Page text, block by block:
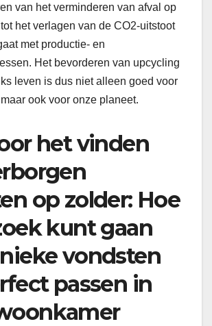
van het verminderen van afval op
het verlagen van de CO2-uitstoot
met productie- en
Het bevorderen van upcycling
leven is dus niet alleen goed voor
ook voor onze planeet.
het vinden
op zolder: Hoe
kunt gaan
vondsten
passen in